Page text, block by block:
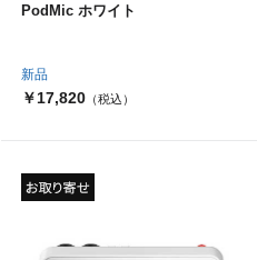
新品
PodMic ホワイト
￥17,820 （税込）